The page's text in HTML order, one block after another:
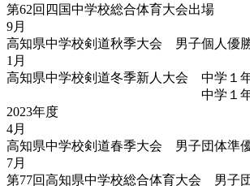
第62回四国中学校総合体育大会出場
9月
高知県中学校剣道秋季大会 男子個人優
1月
高知県中学校剣道冬季新人大会 中学１
中学１年生男子の
2023年度
4月
高知県中学校剣道春季大会 男子団体
7月
第77回高知県中学校総合体育大会 男子